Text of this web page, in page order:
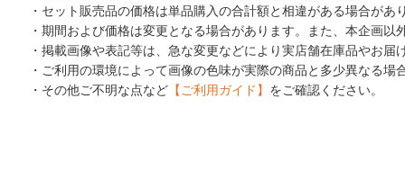
・セット販売品の価格は単品購入の合計額と相違がある場合があ
・期間および価格は変更となる場合があります。また、本企画以
・掲載画像や表記等は、急な変更などにより実店舗在庫品やお届
・ご利用の環境によって画像の色味が実際の商品と多少異なる場
・その他ご不明な点など 【ご利用ガイド】 をご確認ください。